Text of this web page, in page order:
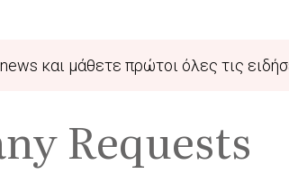
και μάθετε πρώτοι όλες τις
Requests